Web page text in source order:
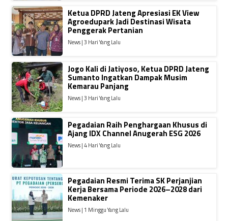
Ketua DPRD Jateng Apresiasi EK View
Agroedupark Jadi Destinasi Wisata
Penggerak Pertanian
News | 3 Hari Yang Lalu
Jogo Kali di Jatiyoso, Ketua DPRD Jateng
Sumanto Ingatkan Dampak Musim
Kemarau Panjang
News | 3 Hari Yang Lalu
Pegadaian Raih Penghargaan Khusus di
Ajang IDX Channel Anugerah ESG 2026
News | 4 Hari Yang Lalu
Pegadaian Resmi Terima SK Perjanjian
Kerja Bersama Periode 2026–2028 dari
Kemenaker
News | 1 Minggu Yang Lalu